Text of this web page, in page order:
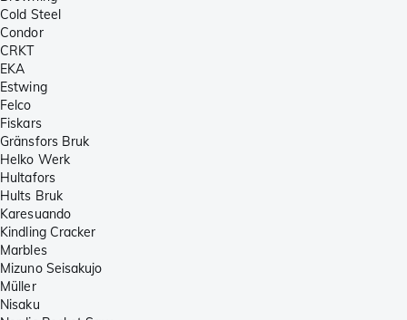
Cold Steel
Condor
CRKT
EKA
Estwing
Felco
Fiskars
Gränsfors Bruk
Helko Werk
Hultafors
Hults Bruk
Karesuando
Kindling Cracker
Marbles
Mizuno Seisakujo
Müller
Nisaku